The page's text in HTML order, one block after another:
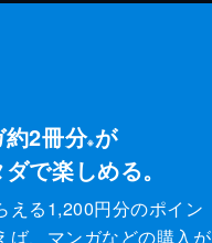
約2冊分※が
で楽しめる。
える1,200円分のポイン
ば、マンガなどの購入が